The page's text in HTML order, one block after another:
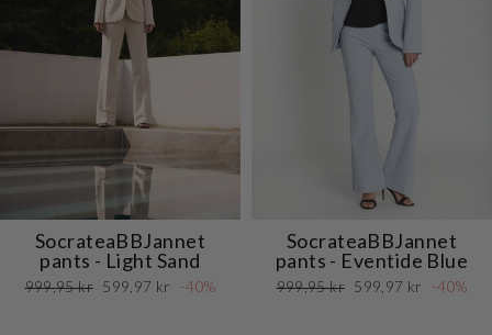
SocrateaBBJannet
pants - Light Sand
Normalpris
999,95 kr Udsalgspris
599,97 kr -40%
SocrateaBBJannet
pants - Eventide Blue
Normalpris
999,95 kr Udsalgspris
599,97 kr -40%